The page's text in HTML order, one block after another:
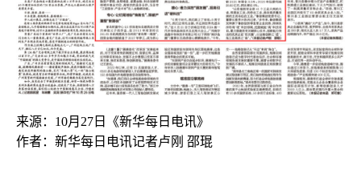
来源：10月27日《新华每日电讯》
作者：新华每日电讯记者卢刚 邵琨